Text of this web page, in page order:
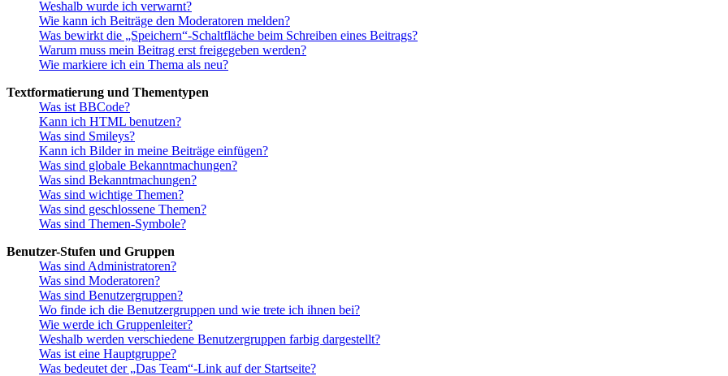
Weshalb wurde ich verwarnt?
Wie kann ich Beiträge den Moderatoren melden?
Was bewirkt die „Speichern“-Schaltfläche beim Schreiben eines Beitrags?
Warum muss mein Beitrag erst freigegeben werden?
Wie markiere ich ein Thema als neu?
Textformatierung und Thementypen
Was ist BBCode?
Kann ich HTML benutzen?
Was sind Smileys?
Kann ich Bilder in meine Beiträge einfügen?
Was sind globale Bekanntmachungen?
Was sind Bekanntmachungen?
Was sind wichtige Themen?
Was sind geschlossene Themen?
Was sind Themen-Symbole?
Benutzer-Stufen und Gruppen
Was sind Administratoren?
Was sind Moderatoren?
Was sind Benutzergruppen?
Wo finde ich die Benutzergruppen und wie trete ich ihnen bei?
Wie werde ich Gruppenleiter?
Weshalb werden verschiedene Benutzergruppen farbig dargestellt?
Was ist eine Hauptgruppe?
Was bedeutet der „Das Team“-Link auf der Startseite?